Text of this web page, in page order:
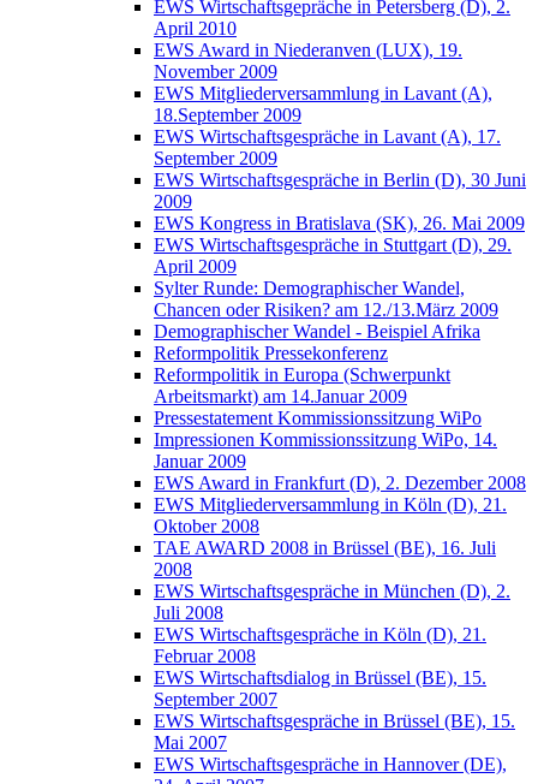
EWS Wirtschaftsgepräche in Petersberg (D), 2.
April 2010
EWS Award in Niederanven (LUX), 19.
November 2009
EWS Mitgliederversammlung in Lavant (A),
18.September 2009
EWS Wirtschaftsgespräche in Lavant (A), 17.
September 2009
EWS Wirtschaftsgespräche in Berlin (D), 30 Juni
2009
EWS Kongress in Bratislava (SK), 26. Mai 2009
EWS Wirtschaftsgespräche in Stuttgart (D), 29.
April 2009
Sylter Runde: Demographischer Wandel,
Chancen oder Risiken? am 12./13.März 2009
Demographischer Wandel - Beispiel Afrika
Reformpolitik Pressekonferenz
Reformpolitik in Europa (Schwerpunkt
Arbeitsmarkt) am 14.Januar 2009
Pressestatement Kommissionssitzung WiPo
Impressionen Kommissionssitzung WiPo, 14.
Januar 2009
EWS Award in Frankfurt (D), 2. Dezember 2008
EWS Mitgliederversammlung in Köln (D), 21.
Oktober 2008
TAE AWARD 2008 in Brüssel (BE), 16. Juli
2008
EWS Wirtschaftsgespräche in München (D), 2.
Juli 2008
EWS Wirtschaftsgespräche in Köln (D), 21.
Februar 2008
EWS Wirtschaftsdialog in Brüssel (BE), 15.
September 2007
EWS Wirtschaftsgespräche in Brüssel (BE), 15.
Mai 2007
EWS Wirtschaftsgespräche in Hannover (DE),